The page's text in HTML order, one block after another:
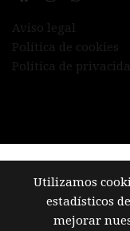
Aviso legal
Política de cookies
Política de
Utilizamos
estadísticos
mejorar